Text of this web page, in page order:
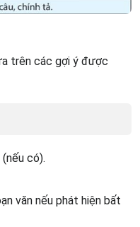
trên các gợi ý được
có).
văn nếu phát hiện bất